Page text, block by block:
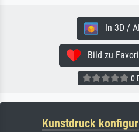
In 3D /
Bild zu
0
Kunstdruck